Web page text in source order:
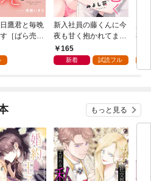
鷹君と毎晩
［ばら売
新入社員の藤くんに今
夜も甘く抱かれてます
［ばら売り］ 第1話
165
新着 試読フル
導
し
下
もっと見る